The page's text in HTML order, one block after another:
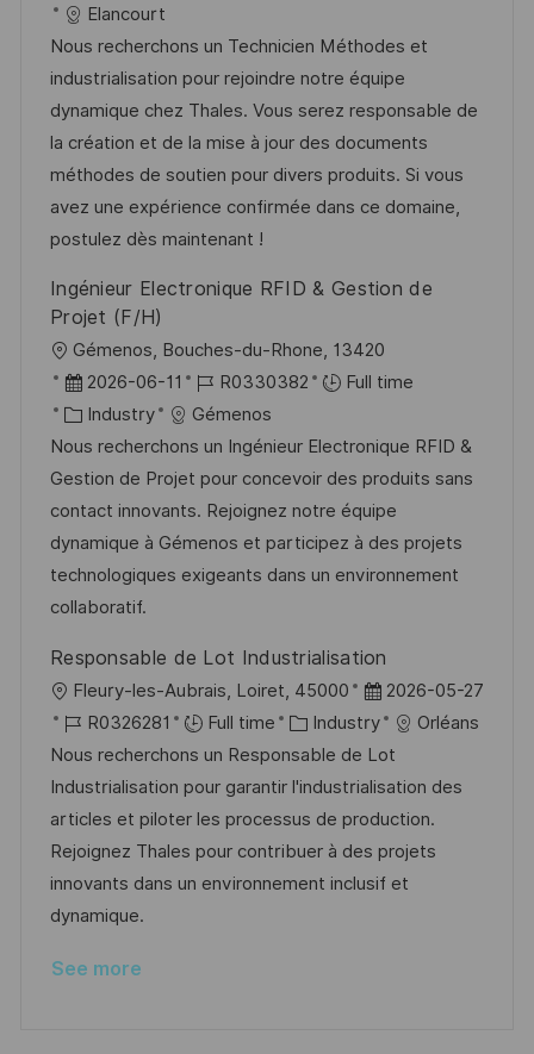
c
a
t
i
o
n
t
e
d
D
a
t
o
b
I
d
t
e
g
o
r
y
Elancourt
Nous recherchons un Technicien Méthodes et
industrialisation pour rejoindre notre équipe
dynamique chez Thales. Vous serez responsable de
la création et de la mise à jour des documents
méthodes de soutien pour divers produits. Si vous
avez une expérience confirmée dans ce domaine,
postulez dès maintenant !
Ingénieur Electronique RFID & Gestion de
Projet (F/H)
L
o
c
a
t
i
o
n
Gémenos, Bouches-du-Rhone, 13420
P
o
s
t
e
d
D
a
e
2026-06-11
J
o
b
d
R0330382
Full time
C
a
t
e
g
o
r
Industry
Gémenos
Nous recherchons un Ingénieur Electronique RFID &
Gestion de Projet pour concevoir des produits sans
contact innovants. Rejoignez notre équipe
dynamique à Gémenos et participez à des projets
technologiques exigeants dans un environnement
collaboratif.
Responsable de Lot Industrialisation
L
o
c
a
t
i
o
n
Fleury-les-Aubrais, Loiret, 45000
P
o
s
t
e
d
D
2026-05-27
J
o
b
I
d
R0326281 Full time
C
a
t
e
g
o
Industry
Orléans
Nous recherchons un Responsable de Lot
Industrialisation pour garantir l'industrialisation des
articles et piloter les processus de production.
Rejoignez Thales pour contribuer à des projets
innovants dans un environnement inclusif et
dynamique.
See more